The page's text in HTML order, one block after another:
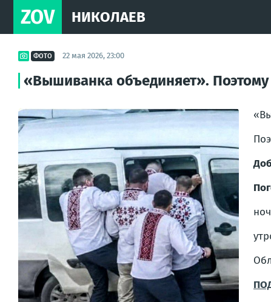
ZOV НИКОЛАЕВ
ФОТО 22 мая 2026, 23:00
«Вышиванка объединяет».